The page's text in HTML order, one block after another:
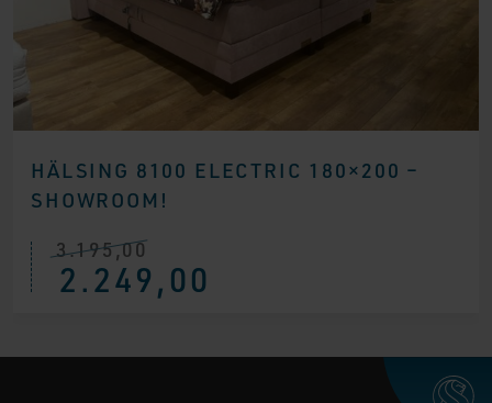
HÄLSING 8100 ELECTRIC 180×200 –
SHOWROOM!
3.195,00
Ursprünglicher
Preis
war:
2.249,00
Aktueller
Preis
ist: